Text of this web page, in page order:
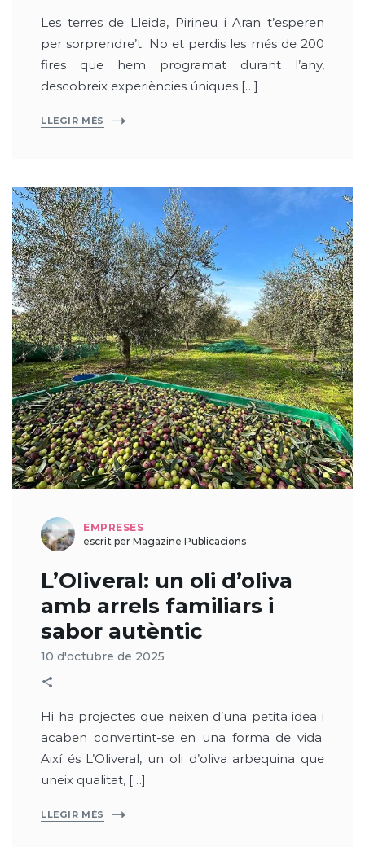
Les terres de Lleida, Pirineu i Aran t’esperen
per sorprendre’t. No et perdis les més de 200
fires que hem programat durant l’any,
descobreix experiències úniques […]
LLEGIR MÉS
EMPRESES
escrit per Magazine Publicacions
L’Oliveral: un oli d’oliva
amb arrels familiars i
sabor autèntic
10 d'octubre de 2025
Hi ha projectes que neixen d’una petita idea i
acaben convertint-se en una forma de vida.
Així és L’Oliveral, un oli d’oliva arbequina que
uneix qualitat, […]
LLEGIR MÉS